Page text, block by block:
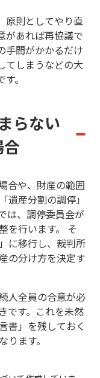
原則としてやり直
があれば再協議で
手間がかかるだけ
てしまうなどの大
。
らない
合
合や、財産の範囲
遺産分割の調停」
は、調停委員会が
を行います。 そ
に移行し、裁判所
の分け方を決定す
人全員の合意が必
です。これを未然
書」を残しておく
ます。